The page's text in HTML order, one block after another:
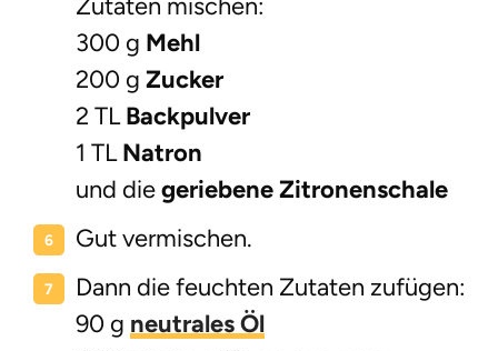
Zutaten mischen:
300 g Mehl
200 g Zucker
2 TLBackpulver
1 TLNatron
und diegeriebene Zitronenschale
Gut vermischen.
Dann die feuchten Zutaten zufügen:
90 g neutrales Öl